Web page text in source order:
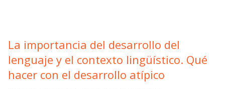
La importancia del desarrollo del
lenguaje y el contexto lingüístico. Qué
hacer con el desarrollo atípico